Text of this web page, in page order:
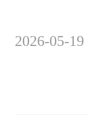
2026-05-19